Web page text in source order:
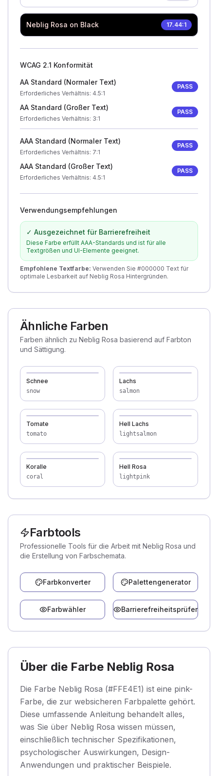
Neblig Rosa on Black 17.44:1
WCAG 2.1 Konformität
AA Standard (Normaler Text)
Erforderliches Verhältnis: 4.5:1
PASS
AA Standard (Großer Text)
Erforderliches Verhältnis: 3:1
PASS
AAA Standard (Normaler Text)
Erforderliches Verhältnis: 7:1
PASS
AAA Standard (Großer Text)
Erforderliches Verhältnis: 4.5:1
PASS
Verwendungsempfehlungen
✓ Ausgezeichnet für Barrierefreiheit
Diese Farbe erfüllt AAA-Standards und ist für alle
Textgrößen und UI-Elemente geeignet.
Empfohlene Textfarbe: Verwenden Sie #000000 Text für
optimale Lesbarkeit auf Neblig Rosa Hintergründen.
Ähnliche Farben
Farben ähnlich zu Neblig Rosa basierend auf Farbton
und Sättigung.
Schnee
snow
Lachs
salmon
Tomate
tomato
Hell Lachs
lightsalmon
Koralle
coral
Hell Rosa
lightpink
Farbtools
Professionelle Tools für die Arbeit mit Neblig Rosa und
die Erstellung von Farbschemata.
Farbkonverter Palettengenerator
Farbwähler Barrierefreiheitsprüfer
Über die Farbe Neblig Rosa
Die Farbe Neblig Rosa (#FFE4E1) ist eine pink-
Farbe, die zur websicheren Farbpalette gehört.
Diese umfassende Anleitung behandelt alles,
was Sie über Neblig Rosa wissen müssen,
einschließlich technischer Spezifikationen,
psychologischer Auswirkungen, Design-
Anwendungen und praktischer Beispiele.